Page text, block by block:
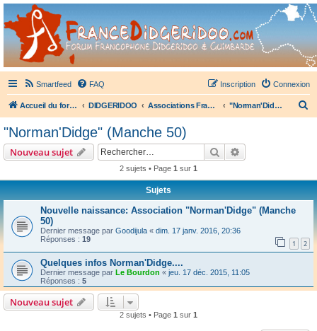
France Didgeridoo
Didgeridoo et Guimbarde sur France Didgeridoo - retrouvez la communauté.
Smartfeed FAQ Connexion
Inscription
Accueil du forum DIDGERIDOO Associations Françaises de Didgeridoo "Norman'Didge" (Manche 50)
e
"Norman'Didge" (Manche 50)
Nouveau sujet Rechercher
2 sujets • Page 1 sur 1
Sujets
Nouvelle naissance: Association "Norman'Didge" (Manche
50)
Dernier message par Goodijula « dim. 17 janv. 2016, 20:36
Réponses : 19 1 2
Quelques infos Norman'Didge....
Dernier message par Le Bourdon « jeu. 17 déc. 2015, 11:05
Réponses : 5
Nouveau sujet
2 sujets • Page 1 sur 1